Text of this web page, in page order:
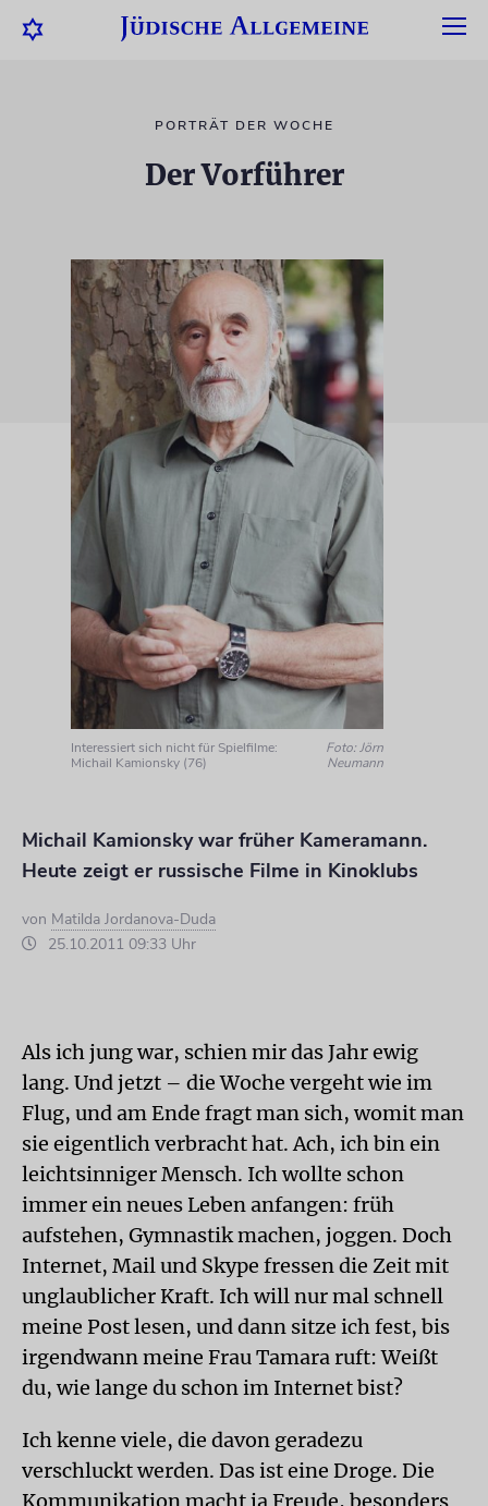
PORTRÄT DER WOCHE
Der Vorführer
Interessiert sich nicht für Spielfilme:
Michail Kamionsky (76)
Foto: Jörn
Neumann
Michail Kamionsky war früher Kameramann.
Heute zeigt er russische Filme in Kinoklubs
von Matilda Jordanova-Duda
25.10.2011 09:33 Uhr
Als ich jung war, schien mir das Jahr ewig
lang. Und jetzt – die Woche vergeht wie im
Flug, und am Ende fragt man sich, womit man
sie eigentlich verbracht hat. Ach, ich bin ein
leichtsinniger Mensch. Ich wollte schon
immer ein neues Leben anfangen: früh
aufstehen, Gymnastik machen, joggen. Doch
Internet, Mail und Skype fressen die Zeit mit
unglaublicher Kraft. Ich will nur mal schnell
meine Post lesen, und dann sitze ich fest, bis
irgendwann meine Frau Tamara ruft: Weißt
du, wie lange du schon im Internet bist?
Ich kenne viele, die davon geradezu
verschluckt werden. Das ist eine Droge. Die
Kommunikation macht ja Freude, besonders